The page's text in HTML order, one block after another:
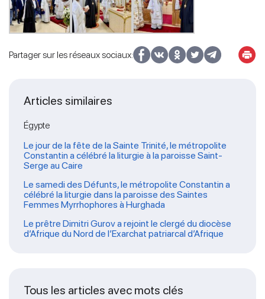
Partager sur les réseaux sociaux:
Articles similaires
Égypte
Le jour de la fête de la Sainte Trinité, le métropolite
Constantin a célébré la liturgie à la paroisse Saint-
Serge au Caire
Le samedi des Défunts, le métropolite Constantin a
célébré la liturgie dans la paroisse des Saintes
Femmes Myrrhophores à Hurghada
Le prêtre Dimitri Gurov a rejoint le clergé du diocèse
d’Afrique du Nord de l’Exarchat patriarcal d’Afrique
Tous les articles avec mots clés